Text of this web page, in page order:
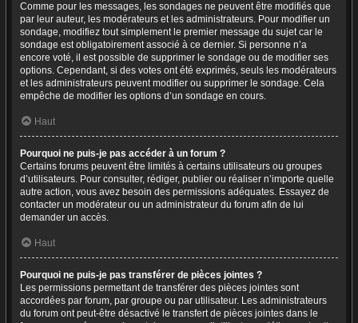
Comme pour les messages, les sondages ne peuvent être modifiés que
par leur auteur, les modérateurs et les administrateurs. Pour modifier un
sondage, modifiez tout simplement le premier message du sujet car le
sondage est obligatoirement associé à ce dernier. Si personne n’a
encore voté, il est possible de supprimer le sondage ou de modifier ses
options. Cependant, si des votes ont été exprimés, seuls les modérateurs
et les administrateurs peuvent modifier ou supprimer le sondage. Cela
empêche de modifier les options d’un sondage en cours.
Haut
Pourquoi ne puis-je pas accéder à un forum ?
Certains forums peuvent être limités à certains utilisateurs ou groupes
d’utilisateurs. Pour consulter, rédiger, publier ou réaliser n’importe quelle
autre action, vous avez besoin des permissions adéquates. Essayez de
contacter un modérateur ou un administrateur du forum afin de lui
demander un accès.
Haut
Pourquoi ne puis-je pas transférer de pièces jointes ?
Les permissions permettant de transférer des pièces jointes sont
accordées par forum, par groupe ou par utilisateur. Les administrateurs
du forum ont peut-être désactivé le transfert de pièces jointes dans le